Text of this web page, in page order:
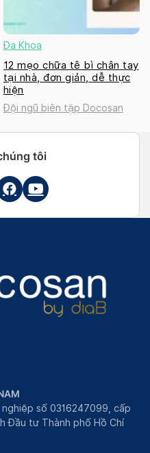
Đa Khoa
12 mẹo chữa tê bì chân tay
tại nhà, đơn giản, dễ thực
hiện
Đội ngũ biên tập Docosan
tôi
số 0316247099, cấp
Đầu tư Thành phố Hồ Chí